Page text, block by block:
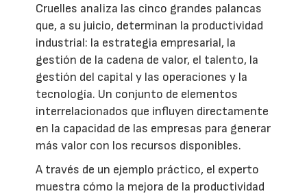
Cruelles analiza las cinco grandes palancas
que, a su juicio, determinan la productividad
industrial: la estrategia empresarial, la
gestión de la cadena de valor, el talento, la
gestión del capital y las operaciones y la
tecnología. Un conjunto de elementos
interrelacionados que influyen directamente
en la capacidad de las empresas para generar
más valor con los recursos disponibles.
A través de un ejemplo práctico, el experto
muestra cómo la mejora de la productividad